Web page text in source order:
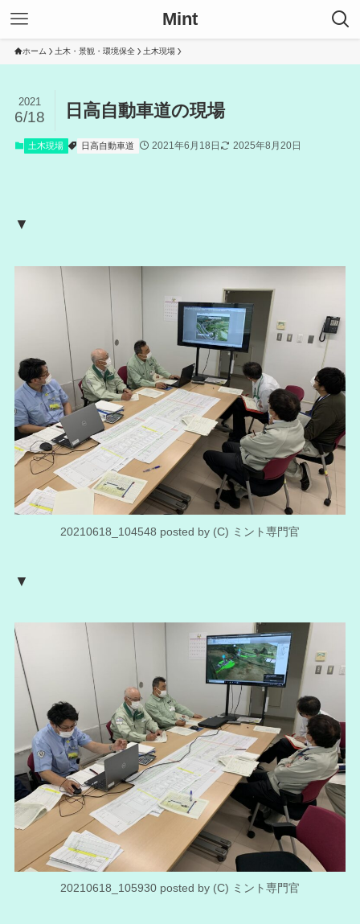
Mint
ホーム 土木・景観・環境保全 土木現場
日高自動車道の現場
2021
6/18
土木現場 日高自動車道 2021年6月18日 2025年8月20日
▼
20210618_104548 posted by (C) ミント専門官
▼
20210618_105930 posted by (C) ミント専門官